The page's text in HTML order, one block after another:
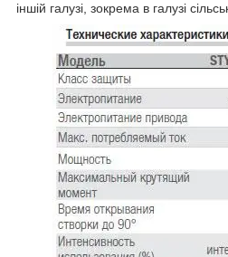
іншій галузі, зокрема в галузі